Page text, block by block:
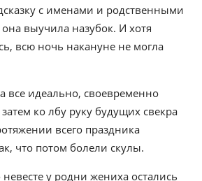
с именами и родственными
выучила назубок. И хотя
всю ночь накануне не могла
все идеально, своевременно
ко лбу руку будущих свекра
всего праздника
что потом болели скулы.
у родни жениха остались